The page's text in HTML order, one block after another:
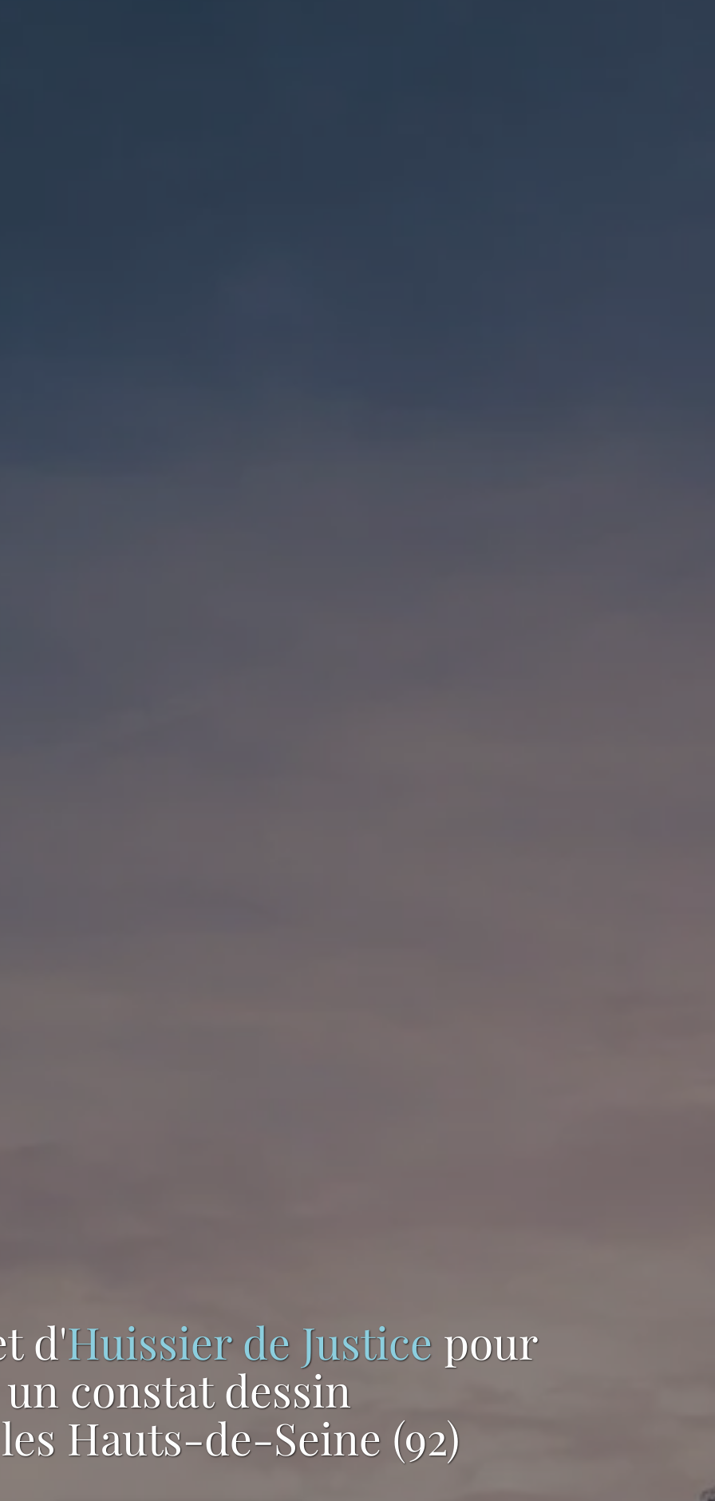
d'Huissier de Justice pour
un constat dessin
Hauts-de-Seine (92)